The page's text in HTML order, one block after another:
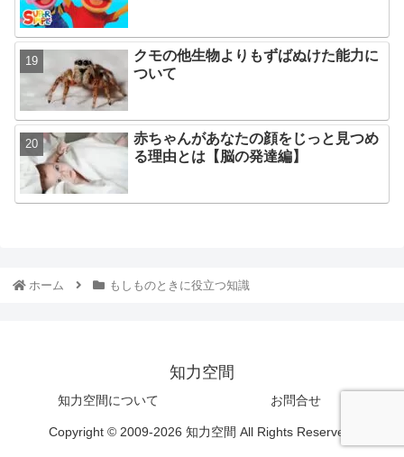
クモの他生物よりもずばぬけた能力に
ついて
赤ちゃんがあなたの顔をじっと見つめ
る理由とは【脳の発達編】
ホーム もしものときに役立つ知識
知力空間
知力空間について お問合せ
Copyright © 2009-2026 知力空間 All Rights Reserved.